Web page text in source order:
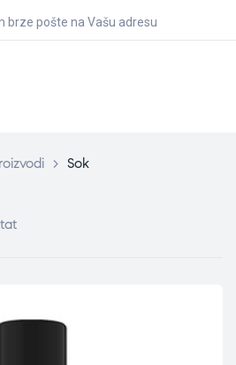
brze pošte na Vašu adresu
> Sok